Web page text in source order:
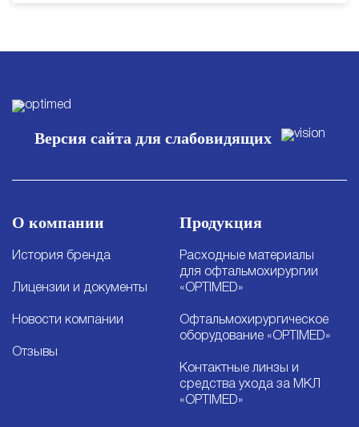
Версия сайта для слабовидящих
О компании
История бренда
Лицензии и документы
Новости компании
Отзывы
Продукция
Расходные материалы
для офтальмохирургии
«OPTIMED»
Офтальмохирургическое
оборудование «OPTIMED»
Контактные линзы и
средства ухода за МКЛ
«OPTIMED»